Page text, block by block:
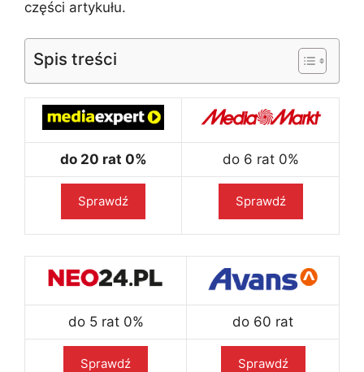
części artykułu.
Spis treści
do 20 rat 0% do 6 rat 0%
Sprawdź Sprawdź
do 5 rat 0% do 60 rat
Sprawdź Sprawdź